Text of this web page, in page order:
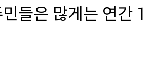
들은 많게는 연간